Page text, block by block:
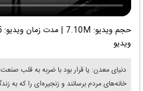
حجم ویدیو: 7.10M | مدت زمان ویدیو: 00:02:35
ویدیو
دنیای معدن: یا قرار بود با ضربه به قلب
خانه‌های مردم برسانند و زنجیره‌ای را که به